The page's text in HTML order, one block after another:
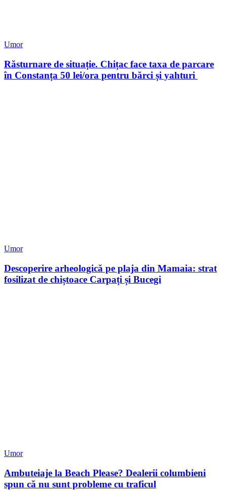
Umor
Răsturnare de situație. Chițac face taxa de parcare
în Constanța 50 lei/ora pentru bărci și yahturi
Umor
Descoperire arheologică pe plaja din Mamaia: strat
fosilizat de chiștoace Carpați și Bucegi
Umor
Ambuteiaje la Beach Please? Dealerii columbieni
spun că nu sunt probleme cu traficul